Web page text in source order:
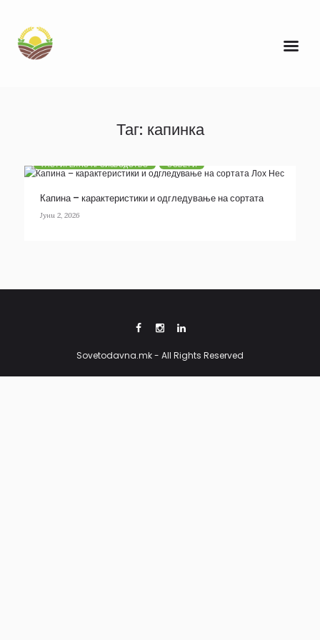
Таг: капинка
РАСТИТЕЛНО ПРОИЗВОДСТВО СОВЕТИ
Капина – карактеристики и одгледување на сортата
Лох Нес
Јуни 2, 2026
Sovetodavna.mk - All Rights Reserved